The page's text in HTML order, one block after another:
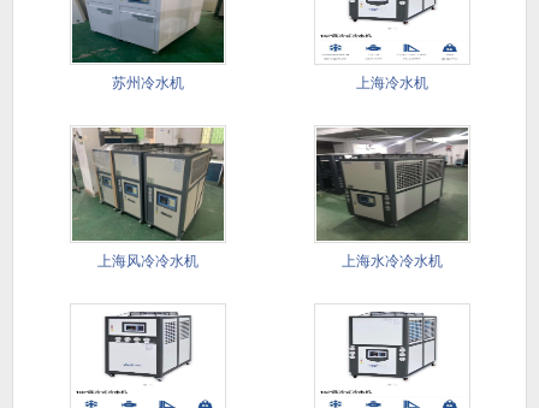
苏州冷水机 上海冷水机
上海风冷冷水机 上海水冷冷水机